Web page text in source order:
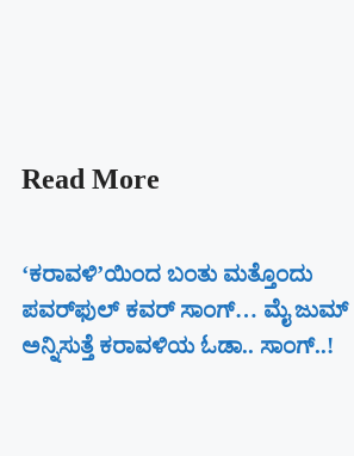
Read More
‘ಕರಾವಳಿ’ಯಿಂದ ಬಂತು ಮತ್ತೊಂದು
ಪವರ್‌ಫುಲ್ ಕವರ್ ಸಾಂಗ್… ಮೈ ಜುಮ್
ಅನ್ನಿಸುತ್ತೆ ಕರಾವಳಿಯ ಓಡಾ.. ಸಾಂಗ್‌..!